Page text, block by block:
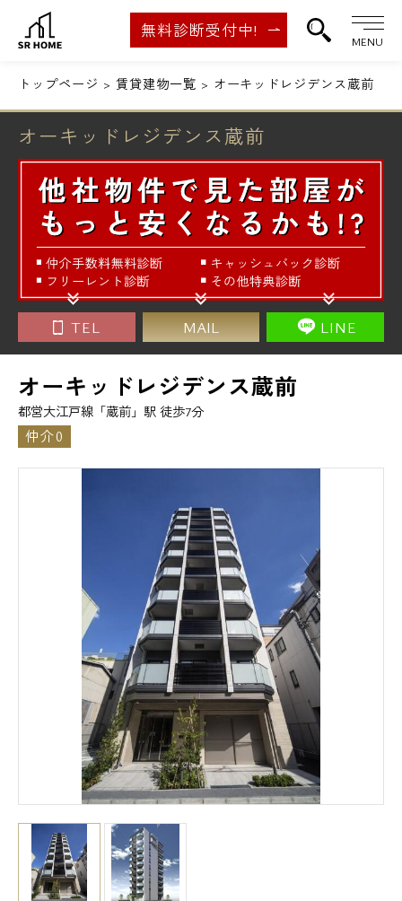
無料診断受付中!
MENU
トップページ 賃貸建物一覧 オーキッドレジデンス蔵前
オーキッドレジデンス蔵前
TEL MAIL LINE
オーキッドレジデンス蔵前
都営大江戸線「蔵前」駅 徒歩7分
仲介0